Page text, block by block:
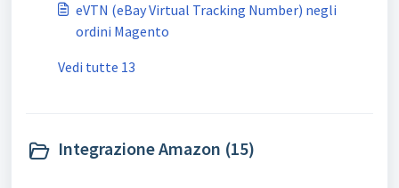
eVTN (eBay Virtual Tracking Number) negli
ordini Magento
Vedi tutte 13
Integrazione Amazon (15)